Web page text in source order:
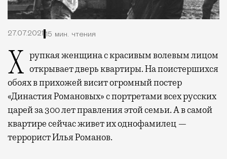
27.07.2021 15 мин. чтения
Хрупкая женщина с красивым волевым лицом открывает дверь квартиры. На поистершихся
обоях в прихожей висит огромный постер
«Династия Романовых» с портретами всех русских
царей за 300 лет правления этой семьи. А в самой
квартире сейчас живет их однофамилец —
террорист Илья Романов.